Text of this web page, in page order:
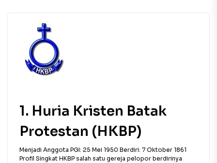
1. Huria Kristen Batak
Protestan (HKBP)
Menjadi Anggota PGI: 25 Mei 1950 Berdiri: 7 Oktober 1861
Profil Singkat HKBP salah satu gereja pelopor berdirinya